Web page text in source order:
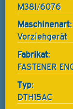
M38I/6076
Maschinenart:
Vorziehgerät
Fabrikat:
FASTENER
Typ:
DTH15AC